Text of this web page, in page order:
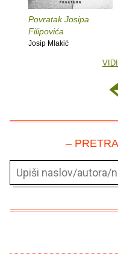
Povratak Josipa
Filipovića
Josip Mlakić
–